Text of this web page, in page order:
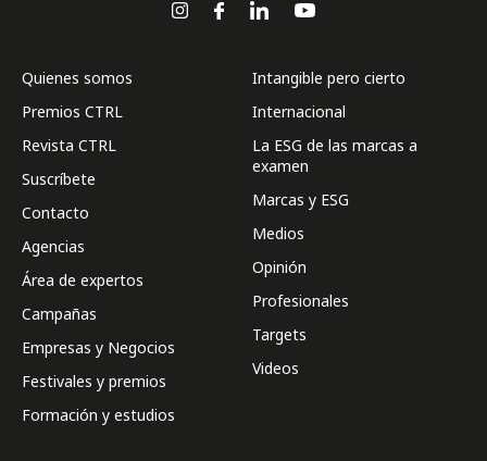
Quienes somos
Premios CTRL
Revista CTRL
Suscríbete
Contacto
Agencias
Área de expertos
Campañas
Empresas y Negocios
Festivales y premios
Formación y estudios
Intangible pero cierto
Internacional
La ESG de las marcas a
examen
Marcas y ESG
Medios
Opinión
Profesionales
Targets
Videos